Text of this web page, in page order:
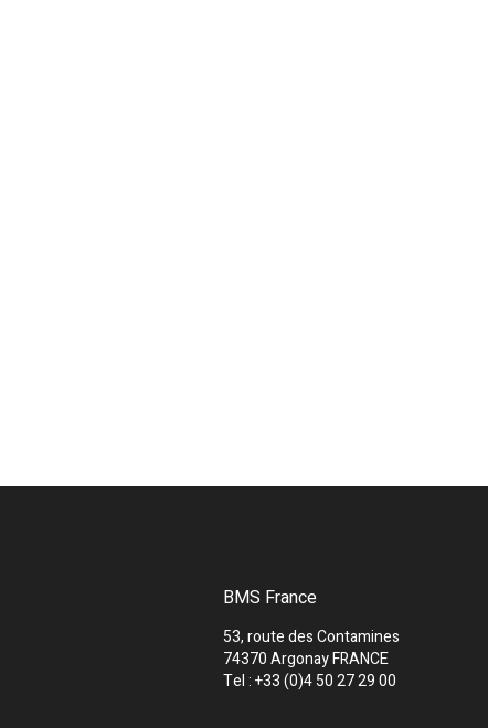
BMS France
53, route des Contamines
74370 Argonay FRANCE
Tel : +33 (0)4 50 27 29 00